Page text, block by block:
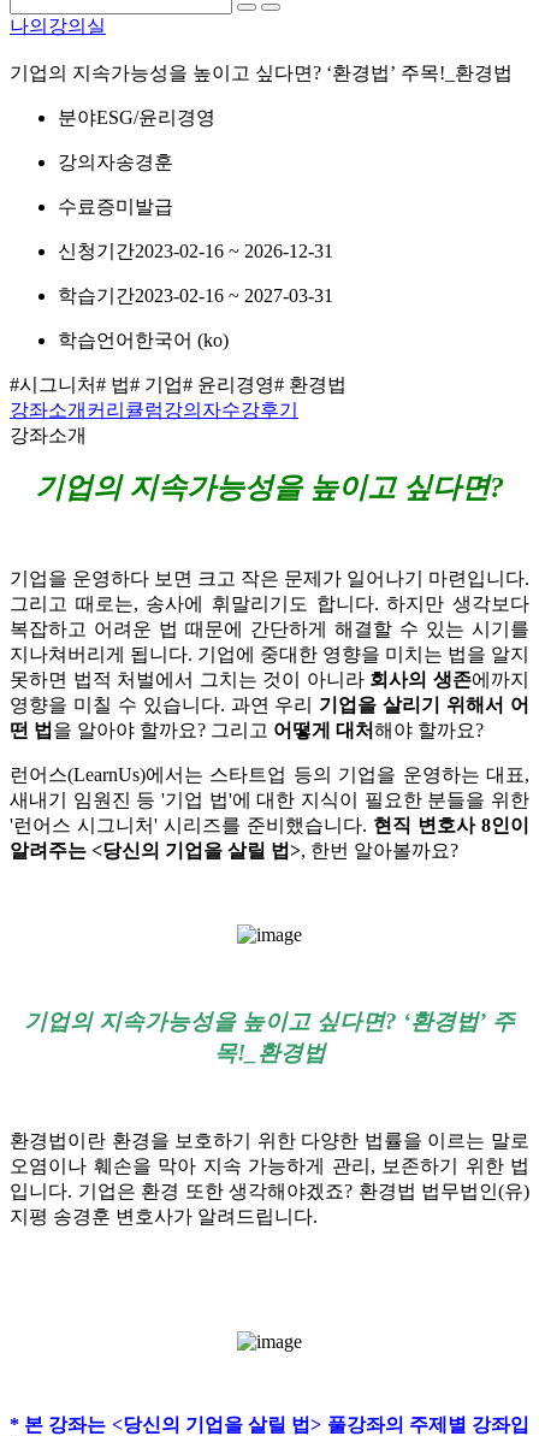
나의강의실
기업의 지속가능성을 높이고 싶다면? ‘환경법’ 주목!_환경법
분야ESG/윤리경영
강의자송경훈
수료증미발급
신청기간2023-02-16 ~ 2026-12-31
학습기간2023-02-16 ~ 2027-03-31
학습언어 한국어 ‎(ko)‎
#시그니처# 법# 기업# 윤리경영# 환경법
강좌소개 커리큘럼강의자수강후기
강좌소개
기업의 지속가능성을 높이고 싶다면?
기업을 운영하다 보면 크고 작은 문제가 일어나기 마련입니다.
그리고 때로는, 송사에 휘말리기도 합니다. 하지만 생각보다
복잡하고 어려운 법 때문에 간단하게 해결할 수 있는 시기를
지나쳐버리게 됩니다. 기업에 중대한 영향을 미치는 법을 알지
못하면 법적 처벌에서 그치는 것이 아니라 회사의 생존에까지
영향을 미칠 수 있습니다. 과연 우리 기업을 살리기 위해서 어
떤 법 을 알아야 할까요? 그리고 어떻게 대처해야 할까요?
런어스(LearnUs)에서는 스타트업 등의 기업을 운영하는 대표,
새내기 임원진 등 '기업 법'에 대한 지식이 필요한 분들을 위한
'런어스 시그니처' 시리즈를 준비했습니다. 현직 변호사 8인이
알려주는 <당신의 기업을 살릴 법>, 한번 알아볼까요?
기업의 지속가능성을 높이고 싶다면? ‘환경법’ 주
목!_환경법
환경법이란 환경을 보호하기 위 한 다양한 법률을 이르는 말로
오염이나 훼손을 막아 지속 가능하게 관리, 보존하기 위한 법
입니다. 기업은 환경 또한 생각해야겠죠? 환경법 법무법인(유)
지평 송경훈 변호사가 알려드립니다.
​* 본 강좌는 <당신의 기업을 살릴 법> 풀강좌의 주제별 강좌입